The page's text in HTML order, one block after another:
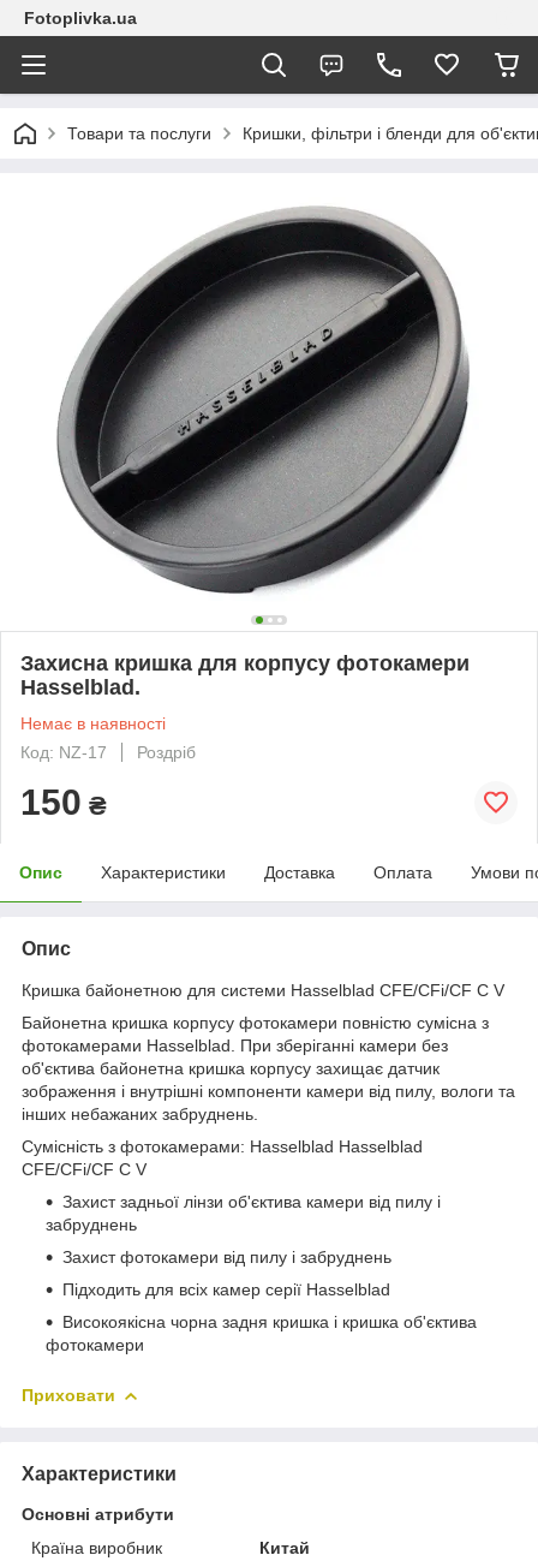
Fotoplivka.ua
Товари та послуги Кришки, фільтри і бленди для
Захисна кришка для корпусу фотокамери
Hasselblad.
Немає в наявності
Код: NZ-17
Роздріб
150 ₴
Опис Характеристики Доставка Оплата Умови
Опис
Кришка байонетною для системи Hasselblad CFE/CFi/CF C V
Байонетна кришка корпусу фотокамери повністю сумісна з
фотокамерами Hasselblad. При зберіганні камери без
об'єктива байонетна кришка корпусу захищає датчик
зображення і внутрішні компоненти камери від пилу, вологи та
інших небажаних забруднень.
Сумісність з фотокамерами: Hasselblad Hasselblad
CFE/CFi/CF C V
Захист задньої лінзи об'єктива камери від пилу і
забруднень
Захист фотокамери від пилу і забруднень
Підходить для всіх камер серії Hasselblad
Високоякісна чорна задня кришка і кришка об'єктива
фотокамери
Приховати
Характеристики
Основні атрибути
Країна виробник
Китай